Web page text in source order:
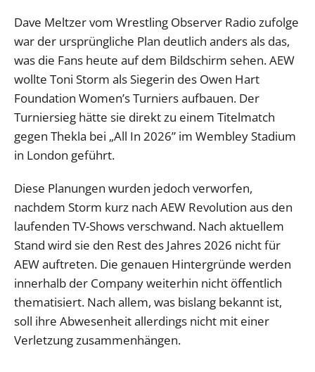
Dave Meltzer vom Wrestling Observer Radio zufolge
war der ursprüngliche Plan deutlich anders als das,
was die Fans heute auf dem Bildschirm sehen. AEW
wollte Toni Storm als Siegerin des Owen Hart
Foundation Women’s Turniers aufbauen. Der
Turniersieg hätte sie direkt zu einem Titelmatch
gegen Thekla bei „All In 2026” im Wembley Stadium
in London geführt.
Diese Planungen wurden jedoch verworfen,
nachdem Storm kurz nach AEW Revolution aus den
laufenden TV-Shows verschwand. Nach aktuellem
Stand wird sie den Rest des Jahres 2026 nicht für
AEW auftreten. Die genauen Hintergründe werden
innerhalb der Company weiterhin nicht öffentlich
thematisiert. Nach allem, was bislang bekannt ist,
soll ihre Abwesenheit allerdings nicht mit einer
Verletzung zusammenhängen.